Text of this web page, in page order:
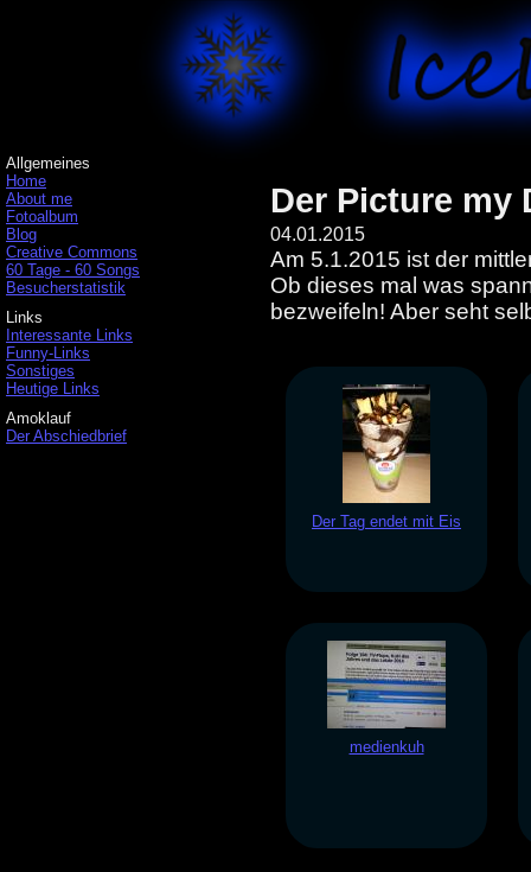
Allgemeines
Home
About me
Fotoalbum
Blog
Creative Commons
60 Tage - 60 Songs
Besucherstatistik
Links
Interessante Links
Funny-Links
Sonstiges
Heutige Links
Amoklauf
Der Abschiedbrief
Der Picture my
04.01.2015
Am 5.1.2015 ist der
Ob dieses mal was
bezweifeln! Aber seht
Der Tag endet mit Eis
medienkuh